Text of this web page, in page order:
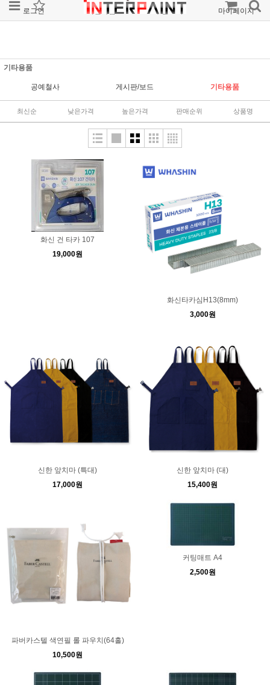
로그인 회원가입 주문조회 마이페이지
기타용품
공예철사 게시판/보드 기타용품
최신순 낮은가격 높은가격 판매순위 상품명
화신 건 타카 107
19,000원
화신타카심H13(8mm)
3,000원
신한 앞치마 (특대)
17,000원
신한 앞치마 (대)
15,400원
파버카스텔 색연필 롤 파우치(64홀)
10,500원
커팅매트 A4
2,500원